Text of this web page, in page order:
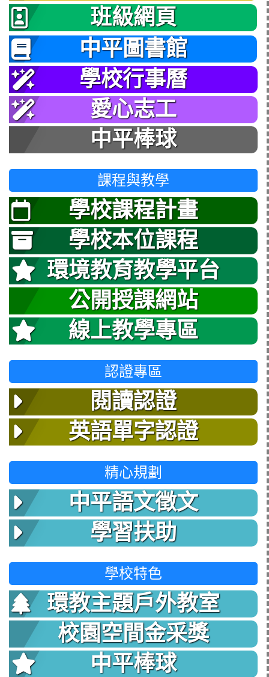
班級網頁
中平圖書館
學校行事曆
愛心志工
中平棒球
課程與教學
學校課程計畫
學校本位課程
環境教育教學平台
公開授課網站
線上教學專區
認證專區
閱讀認證
英語單字認證
精心規劃
中平語文徵文
學習扶助
學校特色
環教主題戶外教室
校園空間金采獎
中平棒球